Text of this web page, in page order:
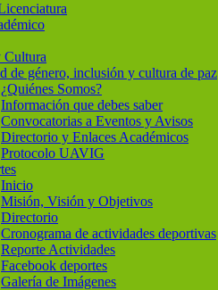
Cultura
de género, inclusión y cultura de paz
¿Quiénes Somos?
Información que debes saber
Convocatorias a Eventos y Avisos
Directorio y Enlaces Académicos
Protocolo UAVIG
Inicio
Misión, Visión y Objetivos
Directorio
Cronograma de actividades deportivas
Reporte Actividades
Facebook deportes
Galería de Imágenes